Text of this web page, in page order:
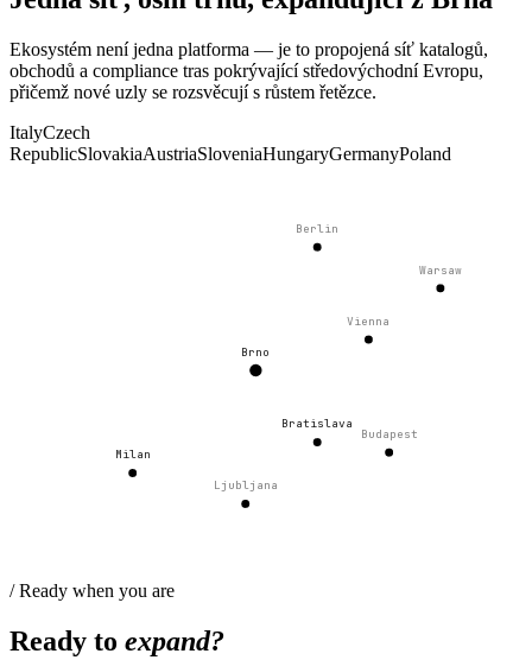
Ekosystém není jedna platforma — je to propojená síť katalogů,
obchodů a compliance tras pokrývající středovýchodní Evropu,
přičemž nové uzly se rozsvěcují s růstem řetězce.
ItalyCzech
RepublicSlovakiaAustriaSloveniaHungaryGermanyPoland
Brno
Milan
Bratislava
Vienna
Ljubljana
Budapest
Berlin
Warsaw
/ Ready when you are
Ready to expand?